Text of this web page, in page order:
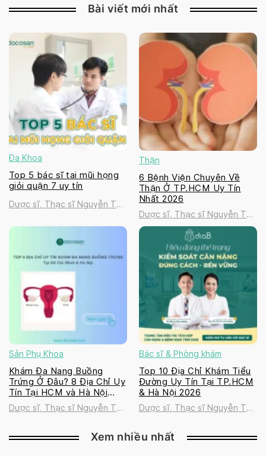
Bài viết mới nhất
Đa Khoa
Top 5 bác sĩ tai mũi họng
giỏi quận 7 uy tín
Dược sĩ, Thạc sĩ Nguyễn Thị
Thận
6 Bệnh Viện Chuyên Về
Thận Ở TP.HCM Uy Tín
Nhất 2026
Dược sĩ, Thạc sĩ Nguyễn Thị
Thanh Tú
Sản Phụ Khoa
Khám Đa Nang Buồng
Trứng Ở Đâu? 8 Địa Chỉ Uy
Tín Tại HCM và Hà Nội
2026
Dược sĩ, Thạc sĩ Nguyễn Thị
Bác sĩ & Phòng khám
Top 10 Địa Chỉ Khám Tiểu
Đường Uy Tín Tại TP.HCM
& Hà Nội 2026
Dược sĩ, Thạc sĩ Nguyễn Thị
Xem nhiều nhất